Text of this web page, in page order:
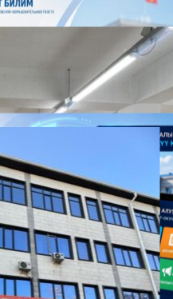
НЕДЕЛЯ В ОБЗОРЕ
07.08.2026
ДЛЯ МЕТОДИСТОВ
НАЧАЛОСЬ ОБУЧЕНИЕ
05.08.2026
НЕДЕЛЯ В ОБЗОРЕ
Абитуриент
БИШКЕКСКИЙ
17.07.2026
В Кыргызстане
образовательные
среднего и
образования